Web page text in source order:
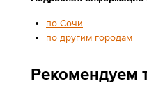
по Сочи
по другим городам
Рекомендуем